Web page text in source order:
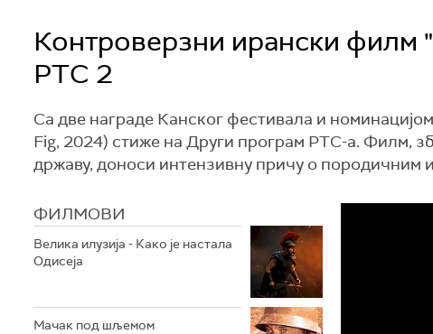
Контроверзни ирански филм
РТС 2
Са две награде Канског фестивала и
Fig, 2024) стиже на Други програм РТС-а. Филм,
државу, доноси интензивну причу о
ФИЛМОВИ
Велика илузија - Како је настала
Одисеја
Мачак под шљемом